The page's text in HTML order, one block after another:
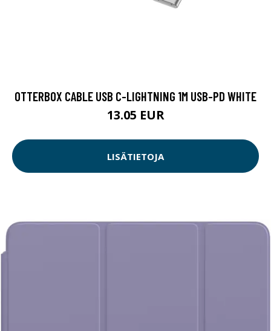
OTTERBOX CABLE USB C-LIGHTNING 1M USB-PD WHITE
13.05 EUR
LISÄTIETOJA